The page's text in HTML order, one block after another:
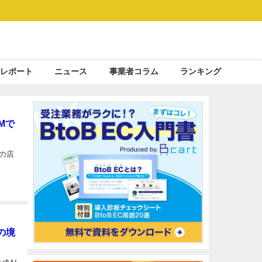
ポート ニュース 事業者コラム ランキング
で
店
境